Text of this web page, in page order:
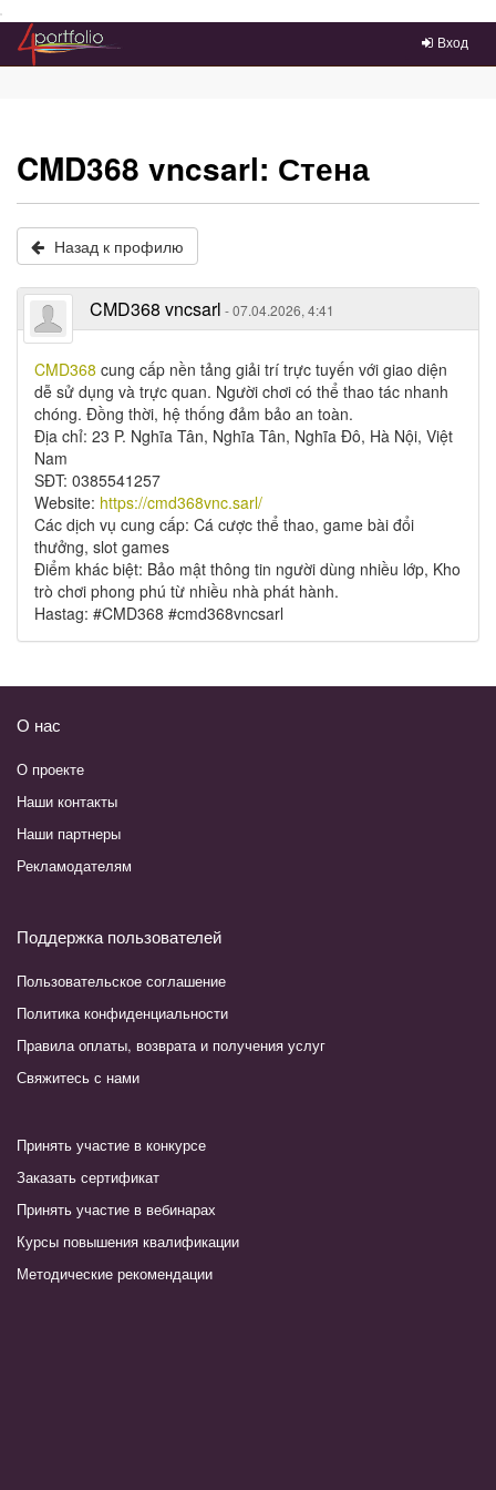
Преейти на главное меню
Вход
CMD368 vncsarl: Стена
Назад к профилю
CMD368 vncsarl - 07.04.2026, 4:41
CMD368 cung cấp nền tảng giải trí trực tuyến với giao diện
dễ sử dụng và trực quan. Người chơi có thể thao tác nhanh
chóng. Đồng thời, hệ thống đảm bảo an toàn.
Địa chỉ: 23 P. Nghĩa Tân, Nghĩa Tân, Nghĩa Đô, Hà Nội, Việt
Nam
SĐT: 0385541257
Website: https://cmd368vnc.sarl/
Các dịch vụ cung cấp: Cá cược thể thao, game bài đổi
thưởng, slot games
Điểm khác biệt: Bảo mật thông tin người dùng nhiều lớp, Kho
trò chơi phong phú từ nhiều nhà phát hành.
Hastag: #CMD368 #cmd368vncsarl
О нас
О проекте
Наши контакты
Наши партнеры
Рекламодателям
Поддержка пользователей
Пользовательское соглашение
Политика конфиденциальности
Правила оплаты, возврата и получения услуг
Свяжитесь с нами
Принять участие в конкурсе
Заказать сертификат
Принять участие в вебинарах
Курсы повышения квалификации
Методические рекомендации